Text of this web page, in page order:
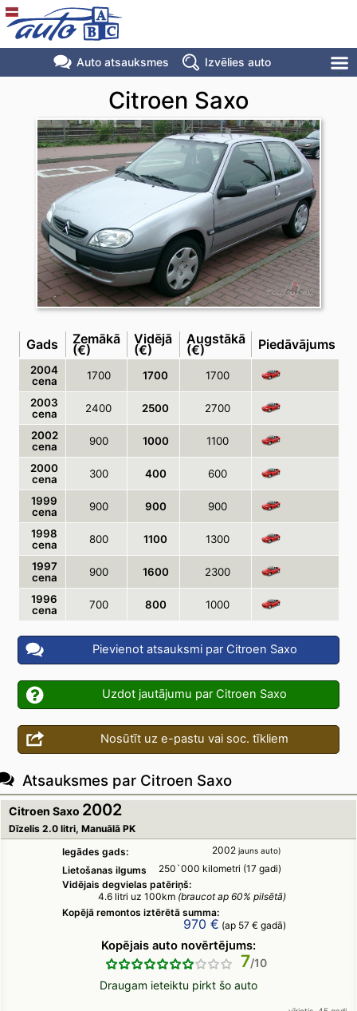
Auto atsauksmes Izvēlies auto
Citroen Saxo
Gads Zemākā
(€)
Vidējā
(€)
Augstākā
(€) Piedāvājums
2004
cena
1700 1700 1700
2003
cena
2400 2500 2700
2002
cena
900 1000 1100
2000
cena
300 400 600
1999
cena
900 900 900
1998
cena
800 1100 1300
1997
cena
900 1600 2300
1996
cena
700 800 1000
Pievienot atsauksmi par Citroen Saxo
Uzdot jautājumu par Citroen Saxo
Nosūtīt uz e-pastu vai soc. tīkliem
Atsauksmes par Citroen Saxo
Citroen Saxo 2002
Dīzelis 2.0 litri, Manuālā PK
Iegādes gads:
2002 jauns auto)
Lietošanas ilgums
250`000 kilometri (17 gadi)
Vidējais degvielas patēriņš:
4.6 litri uz 100km (braucot ap 60% pilsētā)
Kopējā remontos iztērētā summa:
970 € (ap 57 € gadā)
Kopējais auto novērtējums:
7
Draugam ieteiktu pirkt šo auto